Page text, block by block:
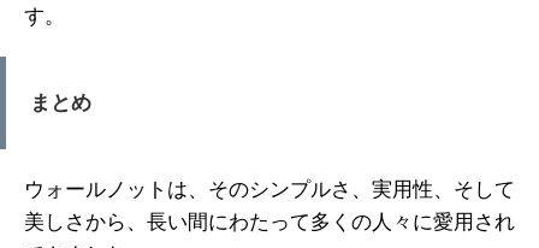
す。
まとめ
ウォールノットは、そのシンプルさ、実用性、そして
美しさから、長い間にわたって多くの人々に愛用され